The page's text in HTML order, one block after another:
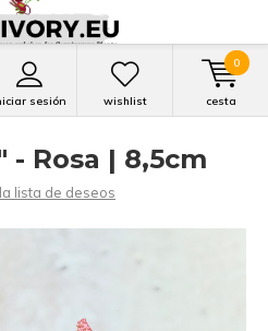
sesión wishlist cesta
0
Rosa | 8,5cm
lista de deseos